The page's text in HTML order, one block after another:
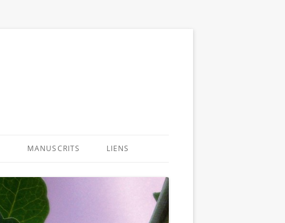
MANUSCRITS LIENS